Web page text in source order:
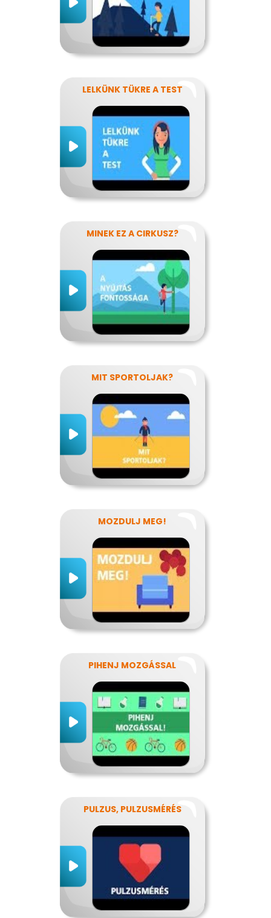
LELKÜNK TÜKRE A TEST
MINEK EZ A CIRKUSZ?
MIT SPORTOLJAK?
MOZDULJ MEG!
PIHENJ MOZGÁSSAL
PULZUS, PULZUSMÉRÉS